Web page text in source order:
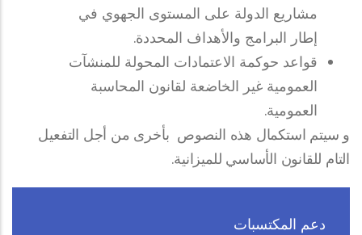
مشاريع الدولة على المستوى الجهوي في
إطار البرامج والأهداف المحددة.
قواعد حوكمة الاعتمادات المحولة للمنشآت
العمومية غير الخاضعة لقانون المحاسبة
العمومية.
و سيتم استكمال هذه النصوص بأخرى من أجل التفعيل
التام للقانون الأساسي للميزانية.
دعم المكتسبات